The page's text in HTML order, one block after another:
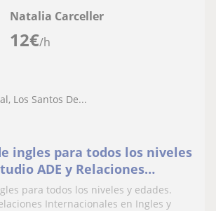
12€/h
Natalia Carceller
Los Santos De...
ingles para todos los niveles
ADE y Relaciones
en Ingles y tengo el CPE
para todos los niveles y edades.
Internacionales en Ingles y